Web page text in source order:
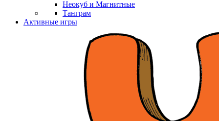
Неокуб и Магнитные
Танграм
Активные игры